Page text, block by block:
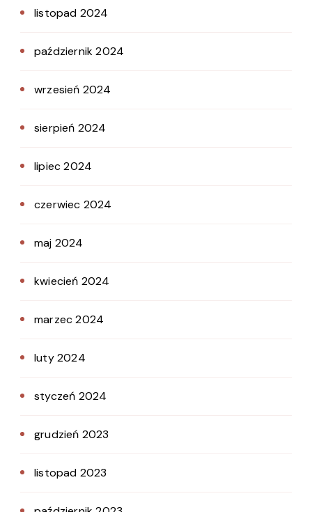
listopad 2024
październik 2024
wrzesień 2024
sierpień 2024
lipiec 2024
czerwiec 2024
maj 2024
kwiecień 2024
marzec 2024
luty 2024
styczeń 2024
grudzień 2023
listopad 2023